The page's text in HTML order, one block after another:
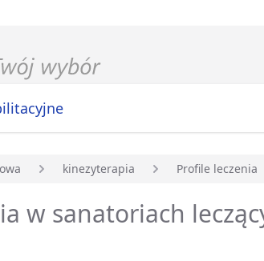
kinezyterapia Profile leczenia
w sanatoriach